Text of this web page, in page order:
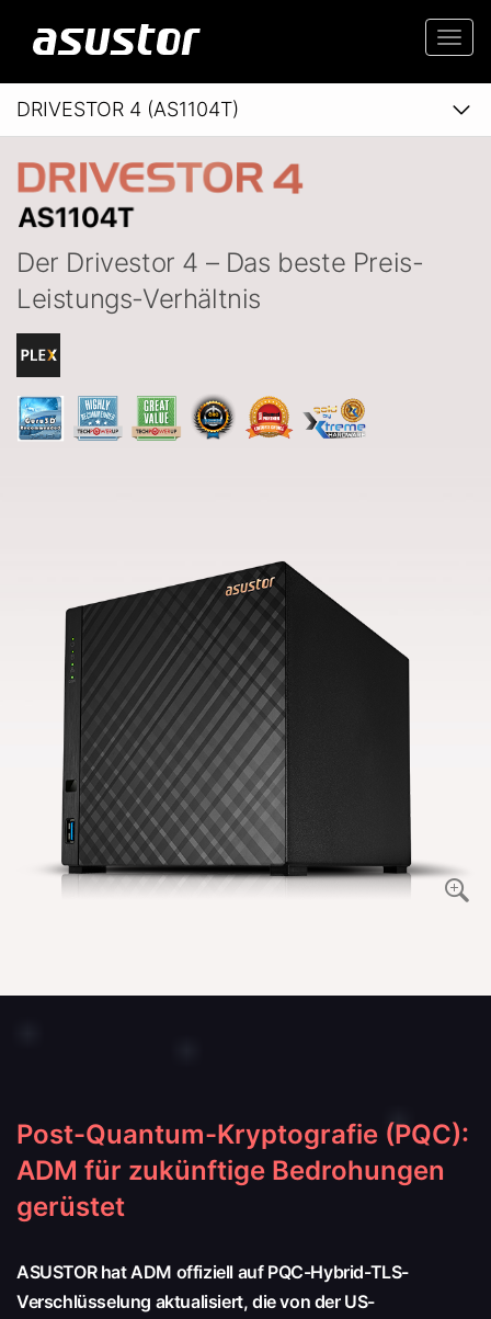
DRIVESTOR 4 (AS1104T)
Der Drivestor 4 – Das beste Preis-
Leistungs-Verhältnis
Post-Quantum-Kryptografie (PQC):
ADM für zukünftige Bedrohungen
gerüstet
ASUSTOR hat ADM offiziell auf PQC-Hybrid-TLS-
Verschlüsselung aktualisiert, die von der US-